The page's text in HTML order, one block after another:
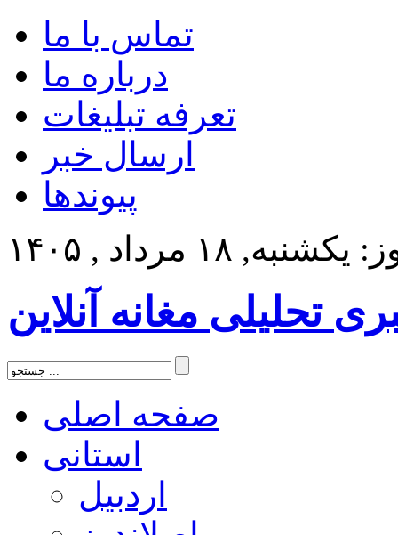
تماس با ما
درباره ما
تعرفه تبلیغات
ارسال خبر
پیوندها
۱۸ مرداد , ۱۴۰۵
تحلیلی مغانه آنلاین
صفحه اصلی
استانی
اردبیل